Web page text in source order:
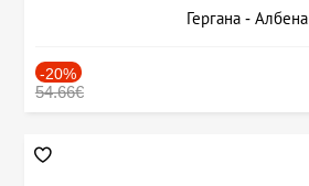
Гергана - Албена
-20%
54.66€